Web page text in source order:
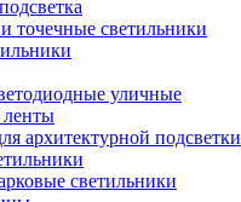
точечные светильники
уличные
архитектурной подсветки
светильники